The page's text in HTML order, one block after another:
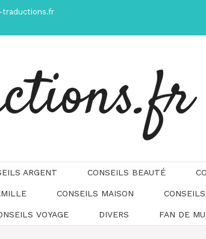
traductions.fr
ARGENT CONSEILS BEAUTÉ
CONSEILS MAISON
VOYAGE DIVERS FAN DE